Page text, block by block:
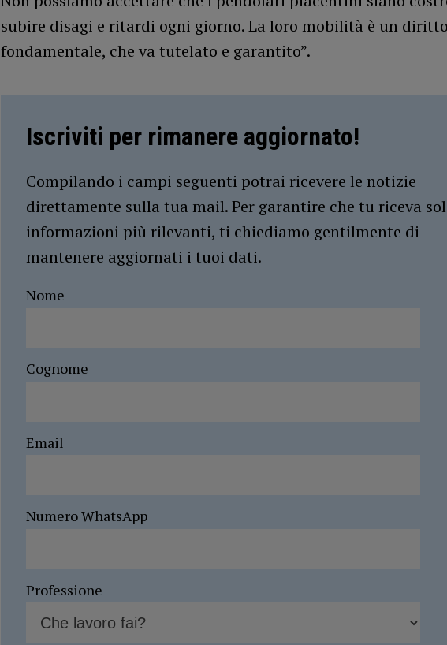
subire disagi e ritardi ogni giorno. La loro mobilità è un diritto
fondamentale, che va tutelato e garantito”.
Iscriviti per rimanere aggiornato!
Compilando i campi seguenti potrai ricevere le notizie
direttamente sulla tua mail. Per garantire che tu riceva
informazioni più rilevanti, ti chiediamo gentilmente di
mantenere aggiornati i tuoi dati.
Nome
Cognome
Email
Numero WhatsApp
Professione